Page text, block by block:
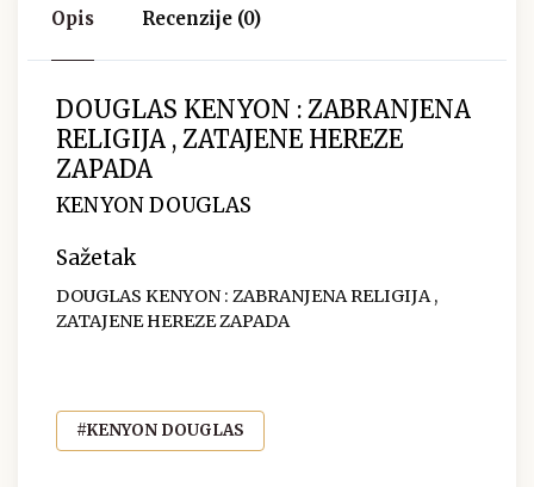
Opis Recenzije (0)
DOUGLAS KENYON : ZABRANJENA
RELIGIJA , ZATAJENE HEREZE
ZAPADA
KENYON DOUGLAS
Sažetak
DOUGLAS KENYON : ZABRANJENA RELIGIJA ,
ZATAJENE HEREZE ZAPADA
#KENYON DOUGLAS